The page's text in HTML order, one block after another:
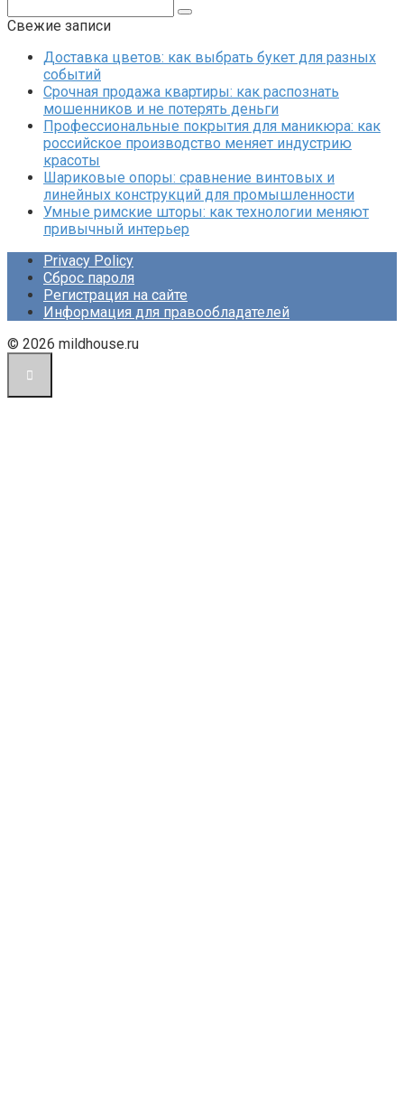
Свежие записи
Доставка цветов: как выбрать букет для разных
событий
Срочная продажа квартиры: как распознать
мошенников и не потерять деньги
Профессиональные покрытия для маникюра: как
российское производство меняет индустрию
красоты
Шариковые опоры: сравнение винтовых и
линейных конструкций для промышленности
Умные римские шторы: как технологии меняют
привычный интерьер
Privacy Policy
Сброс пароля
Регистрация на сайте
Информация для правообладателей
© 2026 mildhouse.ru